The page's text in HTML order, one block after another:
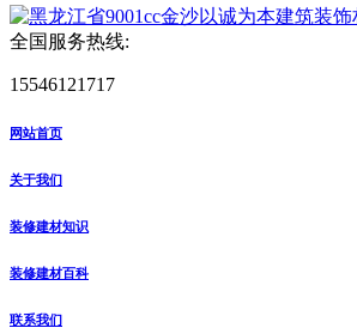
全国服务热线:
15546121717
网站首页
关于我们
装修建材知识
装修建材百科
联系我们